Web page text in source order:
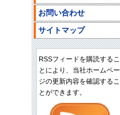
お問い合わせ
サイトマップ
RSSフィードを購読するこ
とにより、当社ホームペー
ジの更新内容を確認するこ
とができます。